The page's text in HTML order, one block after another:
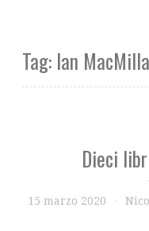
Tag: Ian
Dieci
15 marzo 2020